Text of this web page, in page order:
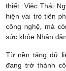
thiết. Việc Thái
hiện vai trò tiên
công nghệ, mà
sức khỏe Nhân
Từ nền tảng dữ
đang trở thành